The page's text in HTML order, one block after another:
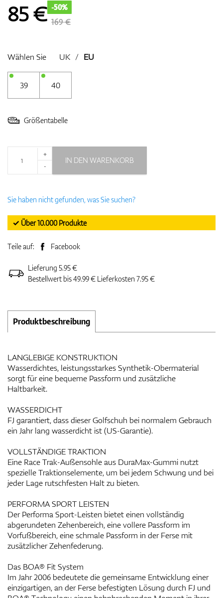
Entfernungsmesser & GPS
85€ -50%
169 €
Wählen Sie UK / EU
39 40
Größentabelle
+
-
IN DEN WARENKORB
Sie haben nicht gefunden, was Sie suchen?
✓ Über 10.000 Produkte
Teile auf: Facebook
Lieferung 5.95 €
Bestellwert bis 49.99 € Lieferkosten 7.95 €
Produktbeschreibung
LANGLEBIGE KONSTRUKTION
Wasserdichtes, leistungsstarkes Synthetik-Obermaterial
sorgt für eine bequeme Passform und zusätzliche
Haltbarkeit.
WASSERDICHT
FJ garantiert, dass dieser Golfschuh bei normalem Gebrauch
ein Jahr lang wasserdicht ist (US-Garantie).
VOLLSTÄNDIGE TRAKTION
Eine Race Trak-Außensohle aus DuraMax-Gummi nutzt
spezielle Traktionselemente, um bei jedem Schwung und bei
jeder Lage rutschfesten Halt zu bieten.
PERFORMA SPORT LEISTEN
Der Performa Sport-Leisten bietet einen vollständig
abgerundeten Zehenbereich, eine vollere Passform im
Vorfußbereich, eine schmale Passform in der Ferse mit
zusätzlicher Zehenfederung.
Das BOA® Fit System
Im Jahr 2006 bedeutete die gemeinsame Entwicklung einer
einzigartigen, an der Ferse befestigten Lösung durch FJ und